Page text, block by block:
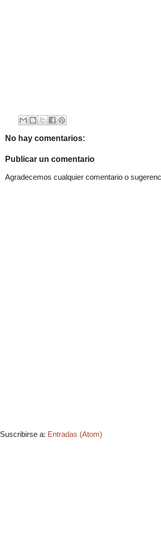
No hay comentarios:
Publicar un comentario
Agradecemos cualquier comentario o
Suscribirse a: Entradas (Atom)